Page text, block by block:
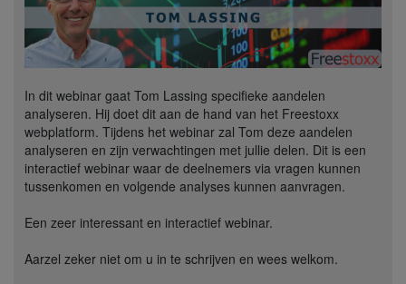
In dit webinar gaat Tom Lassing specifieke aandelen
analyseren. Hij doet dit aan de hand van het Freestoxx
webplatform. Tijdens het webinar zal Tom deze aandelen
analyseren en zijn verwachtingen met jullie delen. Dit is een
interactief webinar waar de deelnemers via vragen kunnen
tussenkomen en volgende analyses kunnen aanvragen.
Een zeer interessant en interactief webinar.
Aarzel zeker niet om u in te schrijven en wees welkom.